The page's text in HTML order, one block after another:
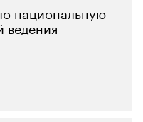
национальную
ведения